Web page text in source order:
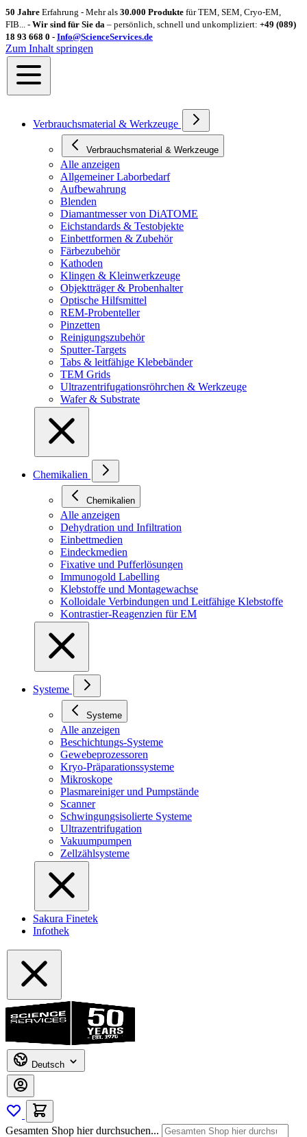
50 Jahre Erfahrung - Mehr als 30.000 Produkte für TEM, SEM, Cryo-EM,
FIB... - Wir sind für Sie da – persönlich, schnell und unkompliziert: +49 (089)
18 93 668 0 - Info@ScienceServices.de
Zum Inhalt springen
Verbrauchsmaterial & Werkzeuge
Verbrauchsmaterial & Werkzeuge
Alle anzeigen
Allgemeiner Laborbedarf
Aufbewahrung
Blenden
Diamantmesser von DiATOME
Eichstandards & Testobjekte
Einbettformen & Zubehör
Färbezubehör
Kathoden
Klingen & Kleinwerkzeuge
Objektträger & Probenhalter
Optische Hilfsmittel
REM-Probenteller
Pinzetten
Reinigungszubehör
Sputter-Targets
Tabs & leitfähige Klebebänder
TEM Grids
Ultrazentrifugationsröhrchen & Werkzeuge
Wafer & Substrate
Chemikalien
Chemikalien
Alle anzeigen
Dehydration und Infiltration
Einbettmedien
Eindeckmedien
Fixative und Pufferlösungen
Immunogold Labelling
Klebstoffe und Montagewachse
Kolloidale Verbindungen und Leitfähige Klebstoffe
Kontrastier-Reagenzien für EM
Systeme
Systeme
Alle anzeigen
Beschichtungs-Systeme
Gewebeprozessoren
Kryo-Präparationssysteme
Mikroskope
Plasmareiniger und Pumpstände
Scanner
Schwingungsisolierte Systeme
Ultrazentrifugation
Vakuumpumpen
Zellzählsysteme
Sakura Finetek
Infothek
Deutsch
Gesamten Shop hier durchsuchen...